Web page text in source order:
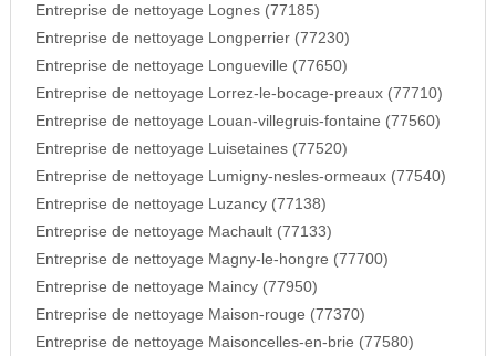
Entreprise de nettoyage Lognes (77185)
Entreprise de nettoyage Longperrier (77230)
Entreprise de nettoyage Longueville (77650)
Entreprise de nettoyage Lorrez-le-bocage-preaux (77710)
Entreprise de nettoyage Louan-villegruis-fontaine (77560)
Entreprise de nettoyage Luisetaines (77520)
Entreprise de nettoyage Lumigny-nesles-ormeaux (77540)
Entreprise de nettoyage Luzancy (77138)
Entreprise de nettoyage Machault (77133)
Entreprise de nettoyage Magny-le-hongre (77700)
Entreprise de nettoyage Maincy (77950)
Entreprise de nettoyage Maison-rouge (77370)
Entreprise de nettoyage Maisoncelles-en-brie (77580)